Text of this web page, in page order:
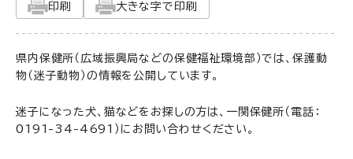
印刷
大きな字で印刷
県内保健所（広域振興局などの保健福祉環境部）では、保護動
物（迷子動物）の情報を公開しています。
迷子になった犬、猫などをお探しの方は、一関保健所（電話：
0191-34-4691）にお問い合わせください。